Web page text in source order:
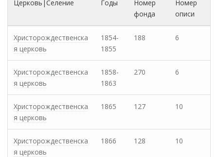
Церковь|Селение Годы
Номер
фонда
Номер
описи
Христорождественска
я церковь
1854-
1855
188 6
Христорождественска
я церковь
1858-
1863
270 6
Христорождественска
я церковь
1865 127 10
Христорождественска
я церковь
1866 128 10